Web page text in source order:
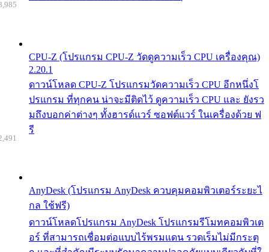
CPU-Z (โปรแกรม CPU-Z วัดดูความเร็ว CPU เครื่องคุณ)
2.20.1
ดาวน์โหลด CPU-Z โปรแกรมวัดความเร็ว CPU อีกหนึ่งโ
ปรแกรม ที่ทุกคน น่าจะมีติดไว้ ดูความเร็ว CPU และ ยังรว
มถึงบอกค่าต่างๆ ทั้งฮารด์แวร์ ซอฟต์แวร์ ในเครื่องด้วย ฟ
รี
AnyDesk (โปรแกรม AnyDesk ควบคุมคอมพิวเตอร์ระยะไ
กล ใช้ฟรี)
ดาวน์โหลดโปรแกรม AnyDesk โปรแกรมรีโมทคอมพิวเต
อร์ ที่สามารถเชื่อมต่อแบบไร้พรมแดน รวดเร็มไม่มีกระตุ